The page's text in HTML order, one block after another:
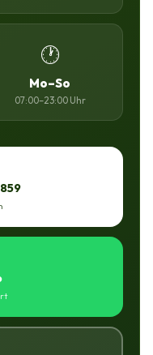
🕐
Mo–So
07:00–23:00 Uhr